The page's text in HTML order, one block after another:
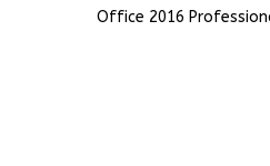
Office 2016